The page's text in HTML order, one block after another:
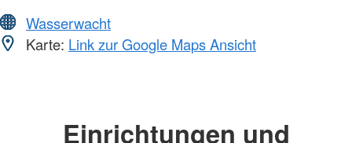
Wasserwacht
Karte: Link zur Google Maps Ansicht
Einrichtungen und